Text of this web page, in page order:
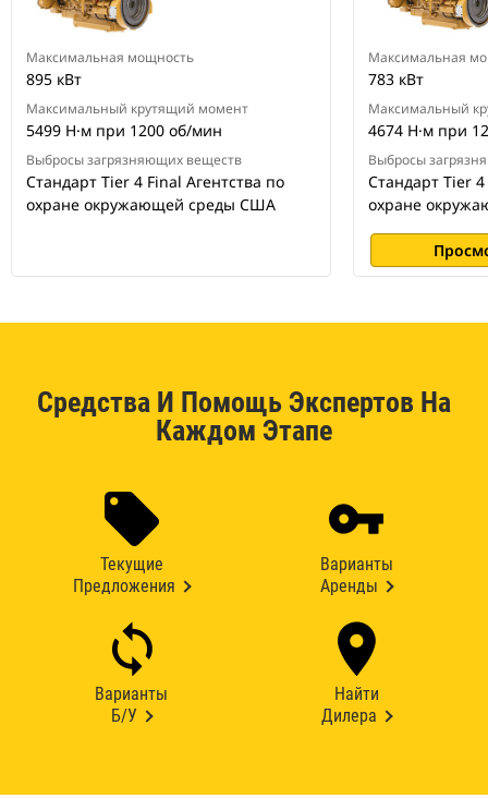
Максимальная мощность
895 кВт
Максимальный крутящий момент
5499 Н·м при 1200 об/мин
Выбросы загрязняющих веществ
Стандарт Tier 4 Final Агентства по
охране окружающей среды США
Максимальная
783 кВт
Максимальный
4674 Н·м при
Выбросы
Стандарт Tier
охране
Средства И Помощь Экспертов На
Каждом Этапе
Текущие
Предложения
Варианты
Аренды
Варианты
Б/У
Найти
Дилера